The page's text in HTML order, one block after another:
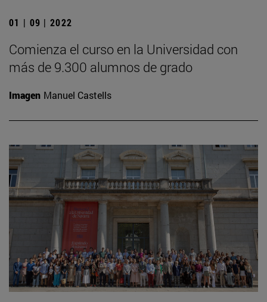
01 | 09 | 2022
Comienza el curso en la Universidad con
más de 9.300 alumnos de grado
Imagen Manuel Castells